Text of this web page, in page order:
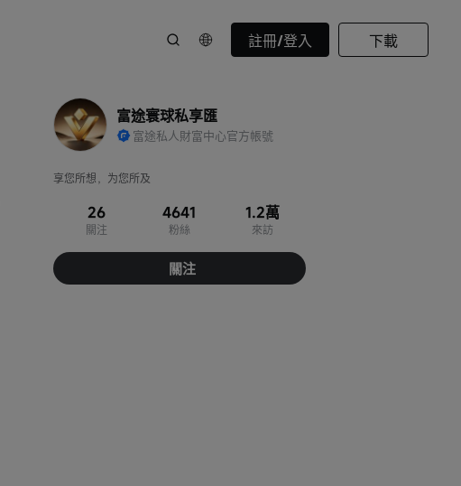
註冊/登入 下載
富途寰球私享匯
富途私人財富中心官方帳號
享您所想，为您所及
26
關注
4641
粉絲
1.2萬
來訪
關注